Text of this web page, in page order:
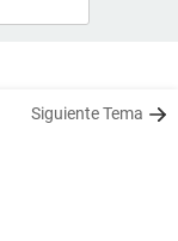
Siguiente Tema